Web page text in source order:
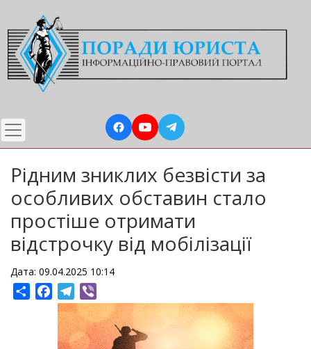
до
основного
вмісту
Рідним зниклих безвісти за
особливих обставин стало
простіше отримати
відстрочку від мобілізації
Дата: 09.04.2025 10:14
ShareFacebookTelegram